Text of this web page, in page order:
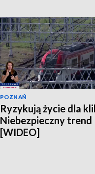
POZNAŃ
Ryzykują życie dla
Niebezpieczny trend
[WIDEO]